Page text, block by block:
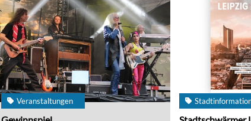
Veranstaltungen